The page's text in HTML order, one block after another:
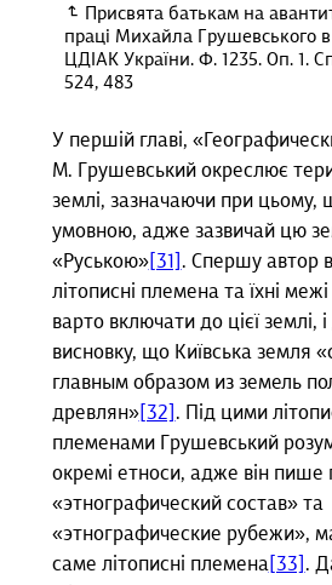
Присвята батькам на
праці Михайла Грушевського в
ЦДІАК України. Ф. 1235. Оп. 1.
524, 483
У першій главі,
М. Грушевський окреслює
землі, зазначаючи при цьому,
умовною, адже зазвичай цю
«Руською»[31] . Спершу автор
літописні племена та їхні
варто включати до цієї землі,
висновку, що Київська земля
главным образом из земель
древлян»[32] . Під цими
племенами Грушевський
окремі етноси, адже він пише
«этнографический состав» та
«этнографические рубежи»,
саме літописні племена[33] .